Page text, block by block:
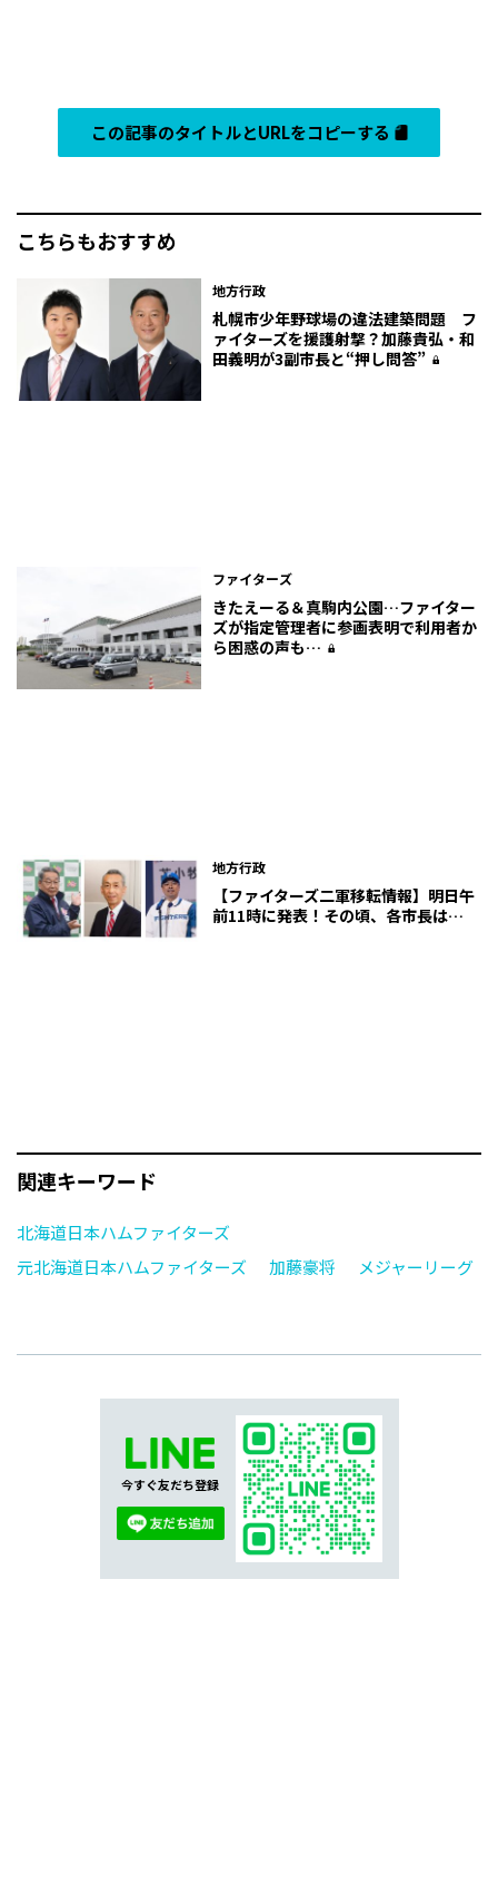
この記事のタイトルとURLをコピーする
こちらもおすすめ
地方行政
札幌市少年野球場の違法建築問題 フ
ァイターズを援護射撃？加藤貴弘・和
田義明が3副市長と“押し問答”
ファイターズ
きたえーる＆真駒内公園…ファイター
ズが指定管理者に参画表明で利用者か
ら困惑の声も…
地方行政
【ファイターズ二軍移転情報】明日午
前11時に発表！その頃、各市長は…
関連キーワード
北海道日本ハムファイターズ
元北海道日本ハムファイターズ
加藤豪将 メジャーリーグ
今すぐ友だち登録